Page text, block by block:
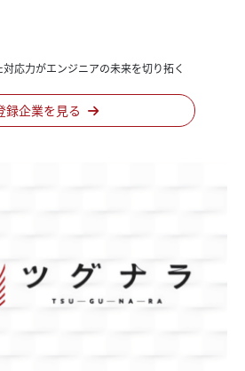
対応力がエンジニアの未来を切り拓く
録企業を見る